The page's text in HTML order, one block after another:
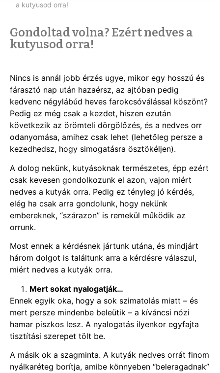
a kutyusod orra!
Gondoltad volna? Ezért nedves a
kutyusod orra!
Nincs is annál jobb érzés ugye, mikor egy hosszú és
fárasztó nap után hazaérsz, az ajtóban pedig
kedvenc négylábúd heves farokcsóválással köszönt?
Pedig ez még csak a kezdet, hiszen ezután
következik az örömteli dörgölőzés, és a nedves orr
odanyomása, amihez csak lehet (lehetőleg persze a
kezedhedsz, hogy simogatásra ösztökéljen).
A dolog nekünk, kutyásoknak természetes, épp ezért
csak kevesen gondolkozunk el azon, vajon miért
nedves a kutyák orra. Pedig ez tényleg jó kérdés,
elég ha csak arra gondolunk, hogy nekünk
embereknek, “szárazon” is remekül működik az
orrunk.
Most ennek a kérdésnek jártunk utána, és mindjárt
három dolgot is találtunk arra a kérdésre válaszul,
miért nedves a kutyák orra.
Mert sokat nyalogatják…
Ennek egyik oka, hogy a sok szimatolás miatt – és
mert persze mindenbe beleütik – a kíváncsi nózi
hamar piszkos lesz. A nyalogatás ilyenkor egyfajta
tisztítási szerepet tölt be.
A másik ok a szagminta. A kutyák nedves orrát finom
nyálkaréteg borítja, amibe könnyeben “beleragadnak”